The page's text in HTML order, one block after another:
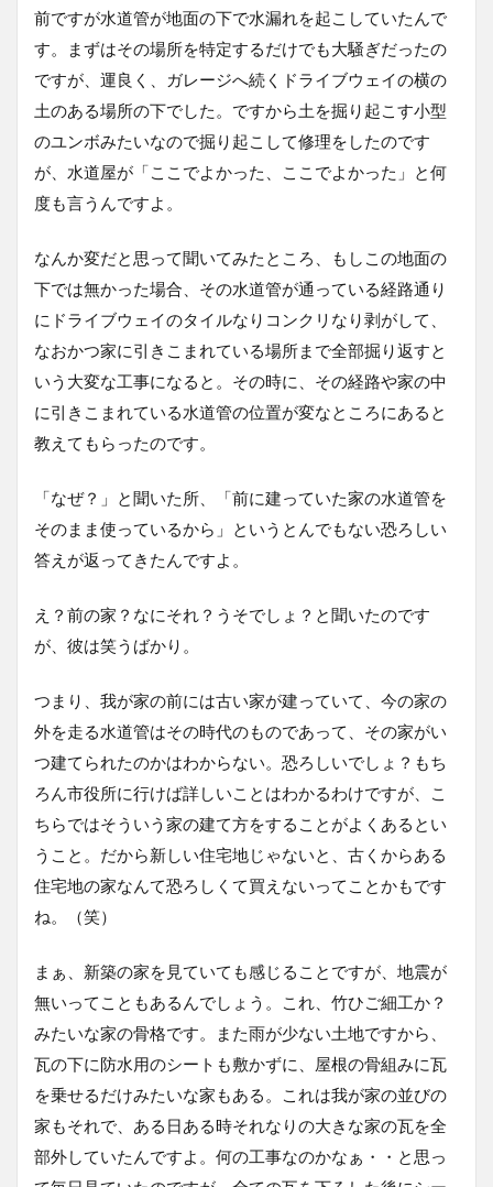
前ですが水道管が地面の下で水漏れを起こしていたんで
す。まずはその場所を特定するだけでも大騒ぎだったの
ですが、運良く、ガレージへ続くドライブウェイの横の
土のある場所の下でした。ですから土を掘り起こす小型
のユンボみたいなので掘り起こして修理をしたのです
が、水道屋が「ここでよかった、ここでよかった」と何
度も言うんですよ。
なんか変だと思って聞いてみたところ、もしこの地面の
下では無かった場合、その水道管が通っている経路通り
にドライブウェイのタイルなりコンクリなり剥がして、
なおかつ家に引きこまれている場所まで全部掘り返すと
いう大変な工事になると。その時に、その経路や家の中
に引きこまれている水道管の位置が変なところにあると
教えてもらったのです。
「なぜ？」と聞いた所、「前に建っていた家の水道管を
そのまま使っているから」というとんでもない恐ろしい
答えが返ってきたんですよ。
え？前の家？なにそれ？うそでしょ？と聞いたのです
が、彼は笑うばかり。
つまり、我が家の前には古い家が建っていて、今の家の
外を走る水道管はその時代のものであって、その家がい
つ建てられたのかはわからない。恐ろしいでしょ？もち
ろん市役所に行けば詳しいことはわかるわけですが、こ
ちらではそういう家の建て方をすることがよくあるとい
うこと。だから新しい住宅地じゃないと、古くからある
住宅地の家なんて恐ろしくて買えないってことかもです
ね。（笑）
まぁ、新築の家を見ていても感じることですが、地震が
無いってこともあるんでしょう。これ、竹ひご細工か？
みたいな家の骨格です。また雨が少ない土地ですから、
瓦の下に防水用のシートも敷かずに、屋根の骨組みに瓦
を乗せるだけみたいな家もある。これは我が家の並びの
家もそれで、ある日ある時それなりの大きな家の瓦を全
部外していたんですよ。何の工事なのかなぁ・・と思っ